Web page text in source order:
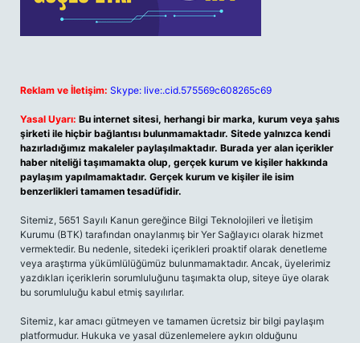
Reklam ve İletişim: Skype: live:.cid.575569c608265c69
Yasal Uyarı: Bu internet sitesi, herhangi bir marka, kurum veya şahıs
şirketi ile hiçbir bağlantısı bulunmamaktadır. Sitede yalnızca kendi
hazırladığımız makaleler paylaşılmaktadır. Burada yer alan içerikler
haber niteliği taşımamakta olup, gerçek kurum ve kişiler hakkında
paylaşım yapılmamaktadır. Gerçek kurum ve kişiler ile isim
benzerlikleri tamamen tesadüfidir.
Sitemiz, 5651 Sayılı Kanun gereğince Bilgi Teknolojileri ve İletişim
Kurumu (BTK) tarafından onaylanmış bir Yer Sağlayıcı olarak hizmet
vermektedir. Bu nedenle, sitedeki içerikleri proaktif olarak denetleme
veya araştırma yükümlülüğümüz bulunmamaktadır. Ancak, üyelerimiz
yazdıkları içeriklerin sorumluluğunu taşımakta olup, siteye üye olarak
bu sorumluluğu kabul etmiş sayılırlar.
Sitemiz, kar amacı gütmeyen ve tamamen ücretsiz bir bilgi paylaşım
platformudur. Hukuka ve yasal düzenlemelere aykırı olduğunu